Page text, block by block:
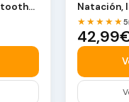
Natación,
GB | Open-
★★★★★5